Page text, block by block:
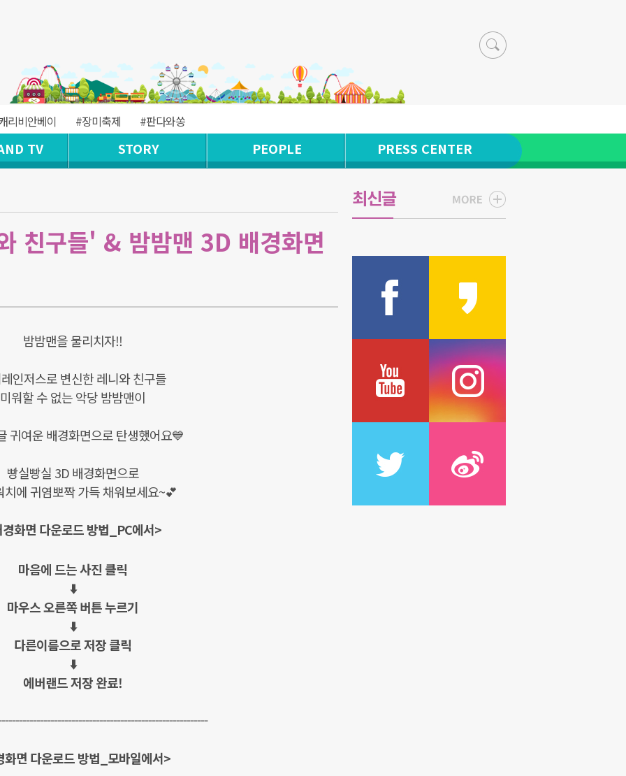
리비안베이 #장미축제 #판다와쏭
TV STORY PEOPLE PRESS CENTER
친구들' & 밤밤맨 3D 배경화면
밤밤맨을 물리치자!!
인저스로 변신한 레니와 친구들
미워할 수 없는 악당 밤밤맨이
귀여운 배경화면으로 탄생했어요💙
빵실빵실 3D 배경화면으로
치에 귀염뽀짝 가득 채워보세요~💕
화면 다운로드 방법_PC에서>
마음에 드는 사진 클릭
⬇️
마우스 오른쪽 버튼 누르기
⬇️
다른이름으로 저장 클릭
⬇️
에버랜드 저장 완료!
화면 다운로드 방법_모바일에서>
최신글